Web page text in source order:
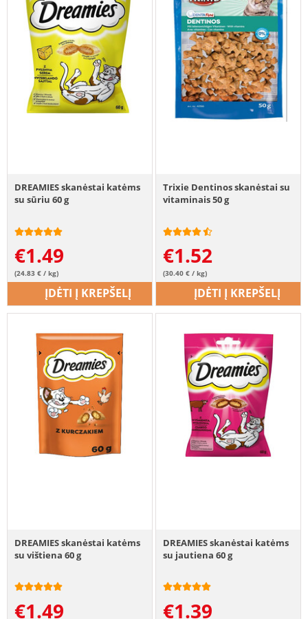
DREAMIES skanėstai katėms
su sūriu 60 g
€1.49
(24.83 € / kg)
ĮDĖTI Į KREPŠELĮ
Trixie Dentinos skanėstai su
vitaminais 50 g
€1.52
(30.40 € / kg)
ĮDĖTI Į KREPŠELĮ
DREAMIES skanėstai katėms
su vištiena 60 g
€1.49
DREAMIES skanėstai katėms
su jautiena 60 g
€1.39